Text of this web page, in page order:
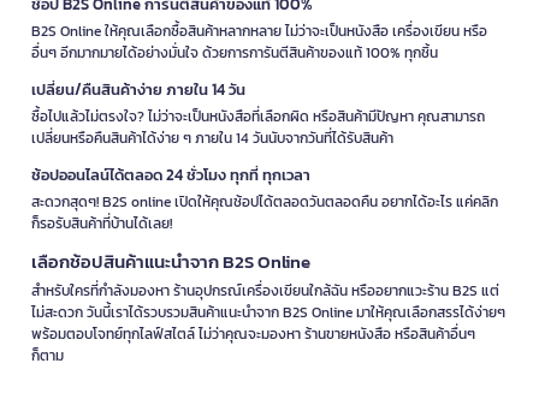
B2S Online ให้คุณเลือกซื้อสินค้าหลากหลาย ไม่ว่าจะเป็นหนังสือ เครื่องเขียน หรือ
อื่นๆ อีกมากมายได้อย่างมั่นใจ ด้วยการการันตีสินค้าของแท้ 100% ทุกชิ้น
เปลี่ยน/คืนสินค้าง่าย ภายใน 14 วัน
ซื้อไปแล้วไม่ตรงใจ? ไม่ว่าจะเป็นหนังสือที่เลือกผิด หรือสินค้ามีปัญหา คุณสามารถ
เปลี่ยนหรือคืนสินค้าได้ง่าย ๆ ภายใน 14 วันนับจากวันที่ได้รับสินค้า
ช้อปออนไลน์ได้ตลอด 24 ชั่วโมง ทุกที่ ทุกเวลา
สะดวกสุดๆ! B2S online เปิดให้คุณช้อปได้ตลอดวันตลอดคืน อยากได้อะไร แค่คลิก
ก็รอรับสินค้าที่บ้านได้เลย!
เลือกช้อปสินค้าแนะนำจาก B2S Online
สำหรับใครที่กำลังมองหา ร้านอุปกรณ์เครื่องเขียนใกล้ฉัน หรืออยากแวะร้าน B2S แต่
ไม่สะดวก วันนี้เราได้รวบรวมสินค้าแนะนำจาก B2S Online มาให้คุณเลือกสรรได้ง่ายๆ
พร้อมตอบโจทย์ทุกไลฟ์สไตล์ ไม่ว่าคุณจะมองหา ร้านขายหนังสือ หรือสินค้าอื่นๆ
ก็ตาม